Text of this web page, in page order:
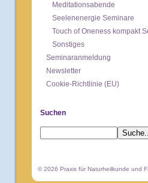
Meditationsabende
Seelenenergie Seminare
Touch of Oneness kompakt
Sonstiges
Seminaranmeldung
Newsletter
Cookie-Richtlinie (EU)
Suchen
© 2026 Praxis für Naturheilkunde und